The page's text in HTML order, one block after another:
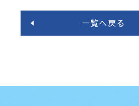
一覧へ戻る